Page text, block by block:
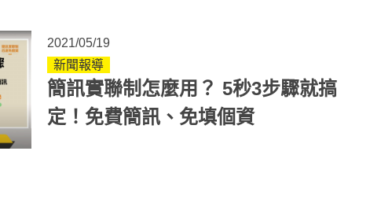
2021/05/19
新聞報導
簡訊實聯制怎麼用？ 5秒3步驟就搞
定！免費簡訊、免填個資